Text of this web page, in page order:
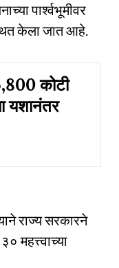
पार्श्वभूमीवर
केला जात आहे.
कोटी
यशानंतर
राज्य सरकारने
महत्त्वाच्या